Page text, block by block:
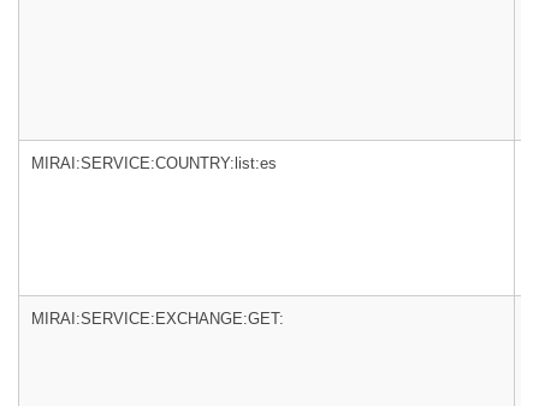
MIRAI:SERVICE:COUNTRY:list:es
MIRAI:SERVICE:EXCHANGE:GET: